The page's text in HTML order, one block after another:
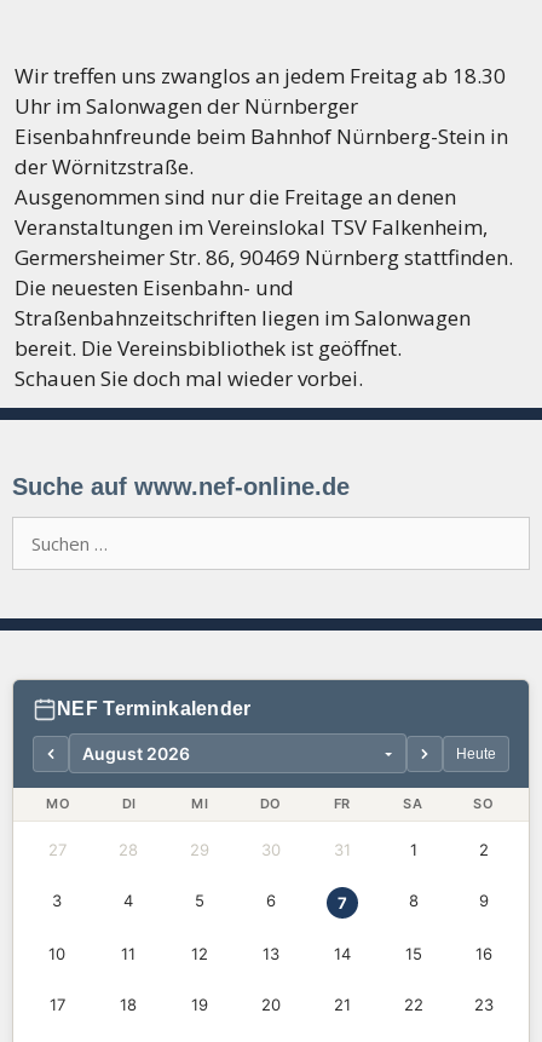
Wir treffen uns zwanglos an jedem Freitag ab 18.30
Uhr im Salonwagen der Nürnberger
Eisenbahnfreunde beim Bahnhof Nürnberg-Stein in
der Wörnitzstraße.
Ausgenommen sind nur die Freitage an denen
Veranstaltungen im Vereinslokal TSV Falkenheim,
Germersheimer Str. 86, 90469 Nürnberg stattfinden.
Die neuesten Eisenbahn- und
Straßenbahnzeitschriften liegen im Salonwagen
bereit. Die Vereinsbibliothek ist geöffnet.
Schauen Sie doch mal wieder vorbei.
Suche auf www.nef-online.de
nach:
NEF Terminkalender
Heute
MO DI MI DO FR SA SO
27 28 29 30 31 1 2
3 4 5 6 7 8 9
10 11 12 13 14 15 16
17 18 19 20 21 22 23